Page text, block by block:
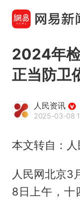
2024年
正当防卫
人民资讯
2025-03-08
本文转自：人
人民网北京3
8日上午，十